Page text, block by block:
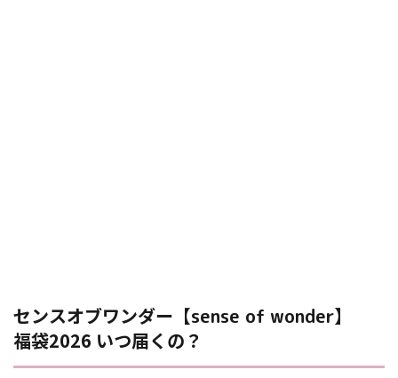
センスオブワンダー【sense of wonder】
福袋2026 いつ届くの？